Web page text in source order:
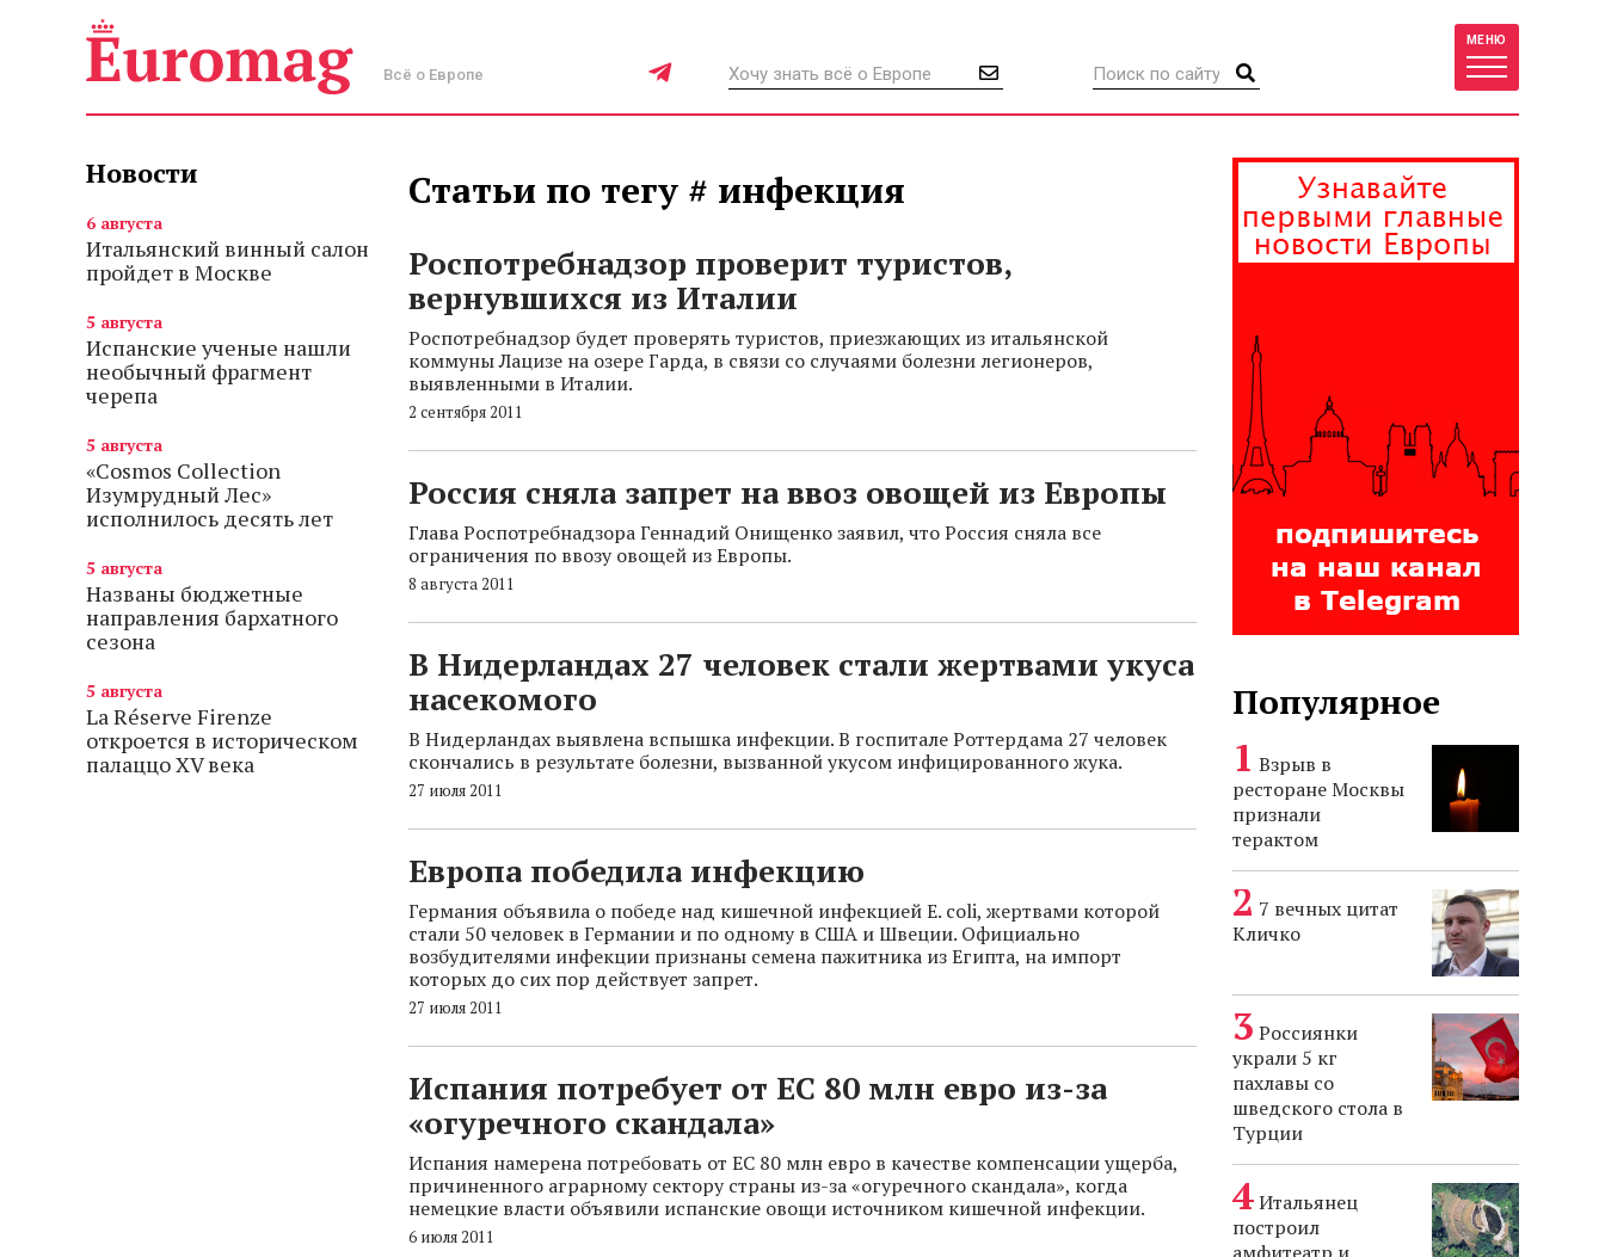
Всё о Европе
МЕНЮ
Новости
6 августа
Итальянский винный салон
пройдет в Москве
5 августа
Испанские ученые нашли
необычный фрагмент
черепа
5 августа
«Cosmos Collection
Изумрудный Лес»
исполнилось десять лет
5 августа
Названы бюджетные
направления бархатного
сезона
5 августа
La Réserve Firenze
откроется в историческом
палаццо XV века
Статьи по тегу # инфекция
Роспотребнадзор проверит туристов,
вернувшихся из Италии
Роспотребнадзор будет проверять туристов, приезжающих из итальянской
коммуны Лацизе на озере Гарда, в связи со случаями болезни легионеров,
выявленными в Италии.
2 сентября 2011
Россия сняла запрет на ввоз овощей из Европы
Глава Роспотребнадзора Геннадий Онищенко заявил, что Россия сняла все
ограничения по ввозу овощей из Европы.
8 августа 2011
В Нидерландах 27 человек стали жертвами укуса
насекомого
В Нидерландах выявлена вспышка инфекции. В госпитале Роттердама 27 человек
скончались в результате болезни, вызванной укусом инфицированного жука.
27 июля 2011
Европа победила инфекцию
Германия объявила о победе над кишечной инфекцией E. coli, жертвами которой
стали 50 человек в Германии и по одному в США и Швеции. Официально
возбудителями инфекции признаны семена пажитника из Египта, на импорт
которых до сих пор действует запрет.
27 июля 2011
Испания потребует от ЕС 80 млн евро из-за
«огуречного скандала»
Испания намерена потребовать от ЕС 80 млн евро в качестве компенсации ущерба,
причиненного аграрному сектору страны из-за «огуречного скандала», когда
немецкие власти объявили испанские овощи источником кишечной инфекции.
6 июля 2011
Популярное
Взрыв в
ресторане Москвы
признали
терактом
7 вечных цитат
Кличко
Россиянки
украли 5 кг
пахлавы со
шведского стола в
Турции
Итальянец
построил